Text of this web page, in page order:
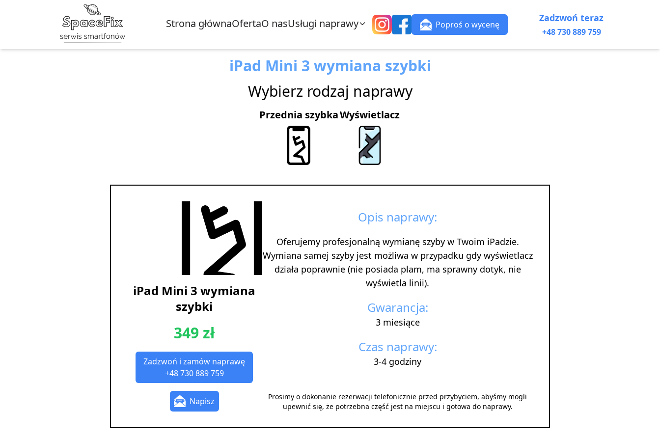
Strona głównaOfertaO nasUsługi naprawy Poproś o wycenę
Zadzwoń teraz
+48 730 889 759
iPad Mini 3 wymiana szybki
Wybierz rodzaj naprawy
Przednia szybkaWyświetlacz
iPad Mini 3 wymiana
szybki
349 zł
Zadzwoń i zamów naprawę
+48 730 889 759
Napisz
Opis naprawy:
Oferujemy profesjonalną wymianę szyby w Twoim iPadzie.
Wymiana samej szyby jest możliwa w przypadku gdy wyświetlacz
działa poprawnie (nie posiada plam, ma sprawny dotyk, nie
wyświetla linii).
Gwarancja:
3 miesiące
Czas naprawy:
3-4 godziny
Prosimy o dokonanie rezerwacji telefonicznie przed przybyciem, abyśmy mogli
upewnić się, że potrzebna część jest na miejscu i gotowa do naprawy.